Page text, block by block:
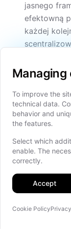
jasnego
efektowną
każdej
wyniki.
Zarządzanie
Regulatorzy
AI podejmują
kredytów i
czarnej
kontekstach
frameworków
zarządzania
instytucji
Managing consent
Managing
To improve the
technical data.
behavior and
the features.
Select which
enable. The
correctly.
Accept
Cookie Policy